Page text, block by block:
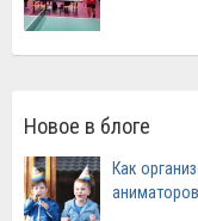
Новое в блоге
Как
аниматоров